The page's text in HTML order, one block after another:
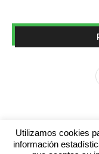
Utilizamos cookies
información